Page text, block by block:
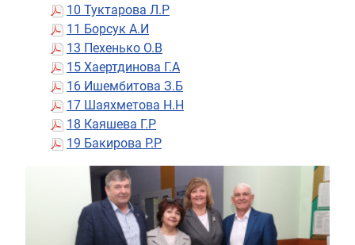
10 Туктарова Л.Р
11 Борсук А.И
13 Пехенько О.В
15 Хаертдинова Г.А
16 Ишембитова З.Б
17 Шаяхметова Н.Н
18 Каяшева Г.Р
19 Бакирова Р.Р